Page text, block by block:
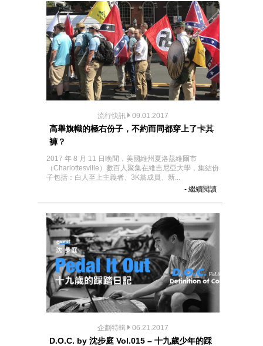
流行快訊 09.01.2017
高舉旗幟的極右份子，不約而同都穿上了卡其
褲？
2017 年 8 月 11 日晚間，美國維州夏洛茲維爾市
（Charlottesville）數百人聚集在維吉尼亞大學，集結份
子包括：白人至上主義者、3K黨成員、新...
- 繼續閱讀
企劃特輯 06.21.2017
D.O.C. by 沈步庭 Vol.015 – 十九歲少年的踩